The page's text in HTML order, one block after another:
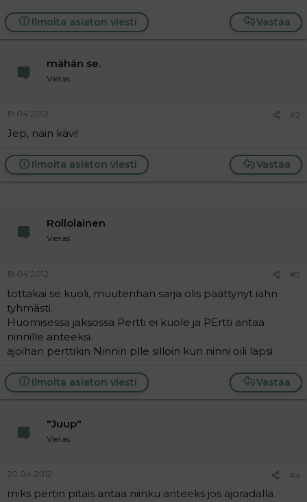
o
i
t
a
j
s
t
i
Vastaa
Ilmoita asiaton viesti
mähän se.
Vieras
19.04.2012 #2
Jep, näin kävi!
Vastaa
Ilmoita asiaton viesti
Rollolainen
Vieras
19.04.2012 #3
tottakai se kuoli, muutenhan sarja olis päättynyt iahn
tyhmästi.
Huomisessa jaksossa Pertti ei kuole ja PErtti antaa
ninnille anteeksi.
ajoihan perttikin Ninnin plle silloin kun ninni oili lapsi
Vastaa
Ilmoita asiaton viesti
"Juup"
Vieras
20.04.2012 #4
miks pertin pitäis antaa niinku anteeks jos ajoradalla